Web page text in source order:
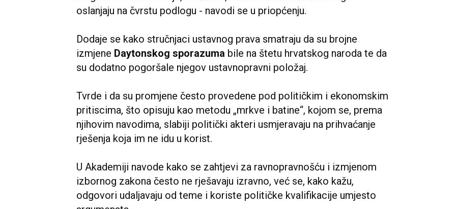
oslanjaju na čvrstu podlogu - navodi se u priopćenju.
Dodaje se kako stručnjaci ustavnog prava smatraju da su brojne
izmjene Daytonskog sporazuma bile na štetu hrvatskog naroda te da
su dodatno pogoršale njegov ustavnopravni položaj.
Tvrde i da su promjene često provedene pod političkim i ekonomskim
pritiscima, što opisuju kao metodu „mrkve i batine“, kojom se, prema
njihovim navodima, slabiji politički akteri usmjeravaju na prihvaćanje
rješenja koja im ne idu u korist.
U Akademiji navode kako se zahtjevi za ravnopravnošću i izmjenom
izbornog zakona često ne rješavaju izravno, već se, kako kažu,
odgovori udaljavaju od teme i koriste političke kvalifikacije umjesto